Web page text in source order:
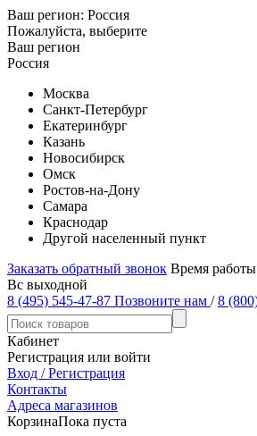
Ваш регион: Россия
Пожалуйста, выберите
Ваш регион
Россия
Москва
Санкт-Петербург
Екатеринбург
Казань
Новосибирск
Омск
Ростов-на-Дону
Самара
Краснодар
Другой населенный пункт
Заказать обратный звонок Время
Вс выходной
8 (495) 545-47-87 Позвоните нам / 8
Кабинет
Регистрация или войти
Вход / Регистрация
Контакты
Адреса магазинов
КорзинаПока пуста